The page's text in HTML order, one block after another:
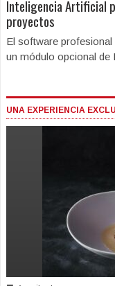
Inteligencia Artificial
proyectos
El software
un módulo opcional de
UNA EXPERIENCIA